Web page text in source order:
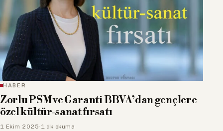
HABER
Zorlu PSM ve Garanti BBVA’dan gençlere
özel kültür-sanat fırsatı
1 Ekim 2025· 1 dk okuma